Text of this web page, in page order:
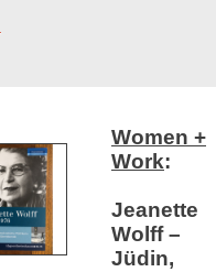
Women +
Work:
Jeanette
Wolff –
Jüdin,